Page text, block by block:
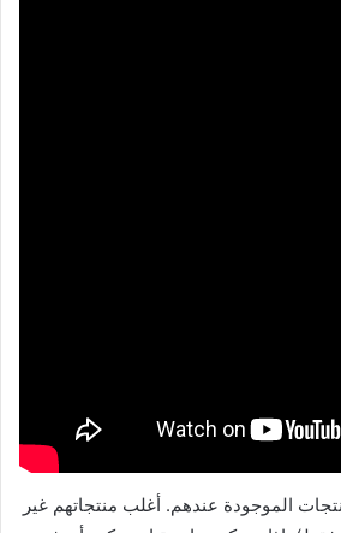
الموجودة عندهم. أغلب منتجاتهم غير